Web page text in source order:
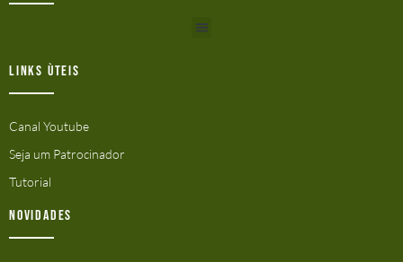
Links ùteis
Canal Youtube
Seja um Patrocinador
Tutorial
Novidades